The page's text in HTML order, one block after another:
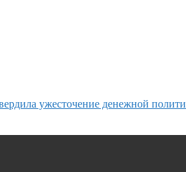
ужесточение денежной